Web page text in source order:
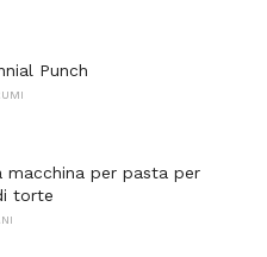
Punch
macchina per pasta per
torte